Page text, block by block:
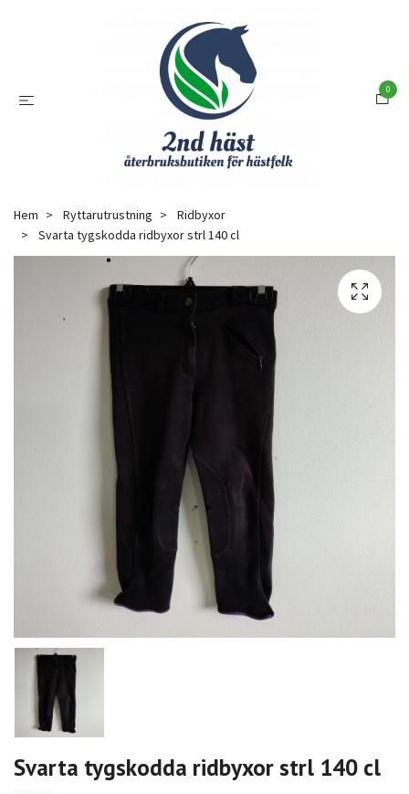
0
Hem Ryttarutrustning
Ridbyxor
Svarta tygskodda ridbyxor strl 140 cl
Svarta tygskodda ridbyxor strl 140 cl